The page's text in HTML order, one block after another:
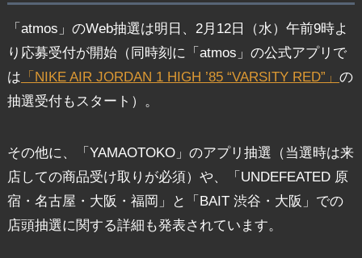
「atmos」のWeb抽選は明日、2月12日（水）午前9時よ
り応募受付が開始（同時刻に「atmos」の公式アプリで
は 「NIKE AIR JORDAN 1 HIGH ’85 “VARSITY RED”」 の
抽選受付もスタート）。
その他に、「YAMAOTOKO」のアプリ抽選（当選時は来
店しての商品受け取りが必須）や、「UNDEFEATED 原
宿・名古屋・大阪・福岡」と「BAIT 渋谷・大阪」での
店頭抽選に関する詳細も発表されています。